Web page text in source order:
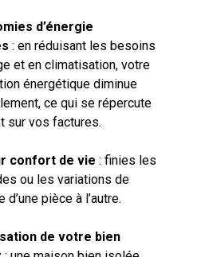
d’énergie
: en réduisant les besoins
et en climatisation, votre
énergétique diminue
ce qui se répercute
sur vos factures.
confort de vie : finies les
ou les variations de
d’une pièce à l’autre.
de votre bien